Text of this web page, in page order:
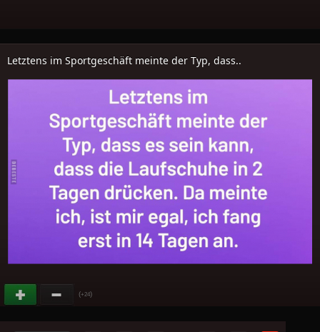
Letztens im Sportgeschäft meinte der Typ, dass..
(+24)